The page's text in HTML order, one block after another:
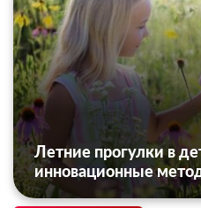
Летние прогулки в
инновационные